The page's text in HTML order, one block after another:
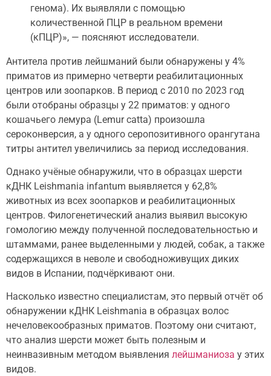
генома). Их выявляли с помощью
количественной ПЦР в реальном времени
(кПЦР)», — поясняют исследователи.
Антитела против лейшманий были обнаружены у 4%
приматов из примерно четверти реабилитационных
центров или зоопарков. В период с 2010 по 2023 год
были отобраны образцы у 22 приматов: у одного
кошачьего лемура (Lemur catta) произошла
сероконверсия, а у одного серопозитивного орангутана
титры антител увеличились за период исследования.
Однако учёные обнаружили, что в образцах шерсти
кДНК Leishmania infantum выявляется у 62,8%
животных из всех зоопарков и реабилитационных
центров. Филогенетический анализ выявил высокую
гомологию между полученной последовательностью и
штаммами, ранее выделенными у людей, собак, а также
содержащихся в неволе и свободноживущих диких
видов в Испании, подчёркивают они.
Насколько известно специалистам, это первый отчёт об
обнаружении кДНК Leishmania в образцах волос
нечеловекообразных приматов. Поэтому они считают,
что анализ шерсти может быть полезным и
неинвазивным методом выявления лейшманиоза у этих
видов.